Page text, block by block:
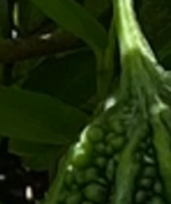
1件の記事
2件の記事
の記事
の記事
の記事
の記事